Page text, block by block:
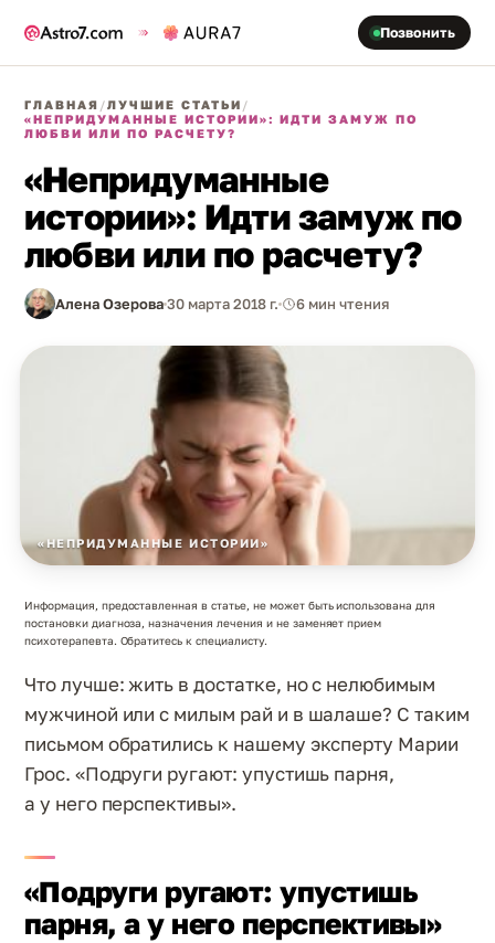
Позвонить
ГЛАВНАЯ /ЛУЧШИЕ СТАТЬИ /
«НЕПРИДУМАННЫЕ ИСТОРИИ»: ИДТИ ЗАМУЖ ПО
ЛЮБВИ ИЛИ ПО РАСЧЕТУ?
«Непридуманные
истории»: Идти замуж по
любви или по расчету?
Алена Озерова30 марта 2018 г. 6 мин чтения
«НЕПРИДУМАННЫЕ ИСТОРИИ»
Информация, предоставленная в статье, не может быть использована для
постановки диагноза, назначения лечения и не заменяет прием
психотерапевта. Обратитесь к специалисту.
Что лучше: жить в достатке, но с нелюбимым
мужчиной или с милым рай и в шалаше? С таким
письмом обратились к нашему эксперту Марии
Грос. «Подруги ругают: упустишь парня,
а у него перспективы».
«Подруги ругают: упустишь
парня, а у него перспективы»